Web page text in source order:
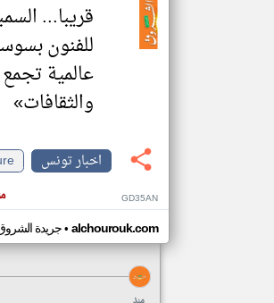
قريبا...
للفنون
عالمية تجمع
والثقافات»
اخبار تونس
GD35AN
جريدة الشروق• alchourouk.com